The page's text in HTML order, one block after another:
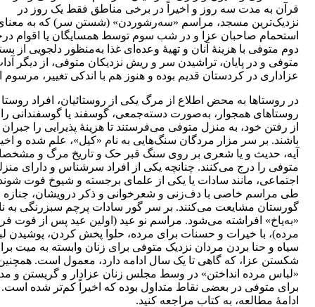
قرآن به مدت سه روز و اخیراً در برخی مناطق فقط یک روز در
نزدیک‌ترین مسجد، مراسم «سه‌رشوردن» (شستن سر) که به
استحمام صاحبان عزا و در شب سوم توسط همسایگان یا اقوام
دوم متوفی با هزینۀ آنان و تهیۀ وعده‌ای غذا به‌منظور دلجویی از
متوفی و در پایان، تراشیدن سر و ریش نزدیکان متوفی، از دیگر
عزاداری در کردستان قدیم بوده و هنوز هم با اندکی تغییر،
در روستاها به محض اطلاع از مرگ یکی از روستائیان، افراد
روستاهای همجوار، به‌صورت دسته‌جمعی، گوسفند یا گوسفندانی
از رفتن خود، به منزل متوفی می‌فرستند تا هزینۀ پذیرایی را
باشند. بر سر مزار مردگان سنگ‌هایی به نام «کیل»، علم شده و
آیه، حدیث و یا شعری بر روی سنگ قبر حک و تاریخ مرگ و
متوفی را درج می‌کنند. چنانچه یکی از افراد سرشناس و دارای
اجتماعی، مانند سادات یا یکی از علمای برجسته و شیوخ فوت
طی مراسم خاصی با دف‌زنی و شعرخوانی و ذکر درویشان، جنازه
گورستان مشایعت می‌کنند. بر سر گور سادات پرچم سبزرنگی به
«به‌یاخ» افراشته می‌شود. مراسم نو عید (اولین عید پس از فوت
مرده)، با خیرات و حسنات برای مرده، حلوا پخش کردن، پوشیدن
سیاه و حنا بردن مردان نزدیک متوفی برای زنان وابسته به میت
شکستن عزا، که گاهی تا یک سال ادامه دارد، معمول است.
«لباس مرده انداختن» در وسط مجلس زنان عزادار و گریستن و
برای متوفی در بعضی نقاط متداول بوده که اخیراً کم‌تر شده است.
ادامۀ مطالعه، به کتاب مراجعه کنید.